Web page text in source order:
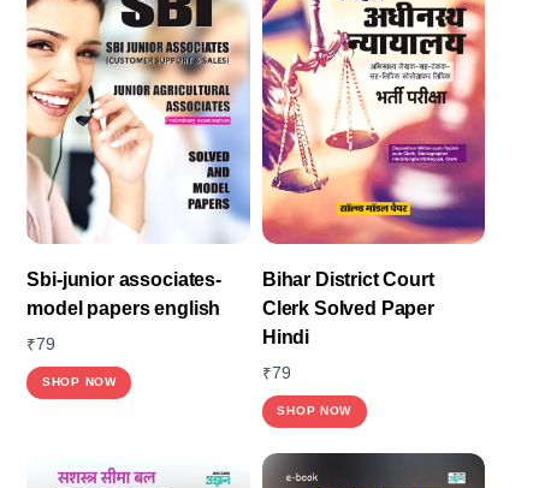
Sbi-junior associates-
model papers english
₹79
SHOP NOW
Bihar District Court
Clerk Solved Paper
Hindi
₹79
SHOP NOW